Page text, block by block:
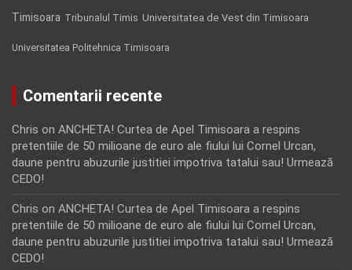
Timisoara Tribunalul Timis Universitatea de Vest din Timisoara
Universitatea Politehnica Timisoara
Comentarii recente
Chris on ANCHETA! Curtea de Apel Timisoara a respins
pretentiile de 50 milioane de euro ale fiului lui Cornel Urcan,
daune pentru abuzurile justitiei impotriva tatalui sau! Urmează
CEDO!
Chris on ANCHETA! Curtea de Apel Timisoara a respins
pretentiile de 50 milioane de euro ale fiului lui Cornel Urcan,
daune pentru abuzurile justitiei impotriva tatalui sau! Urmează
CEDO!